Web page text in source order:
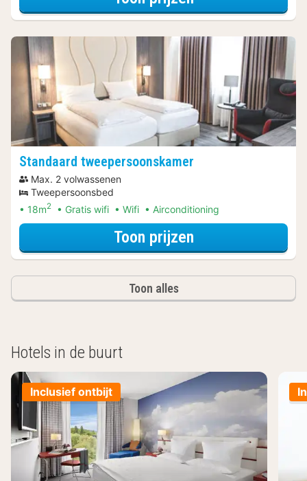
Standaard tweepersoonskamer
Max. 2 volwassenen
Tweepersoonsbed
18m2 Gratis wifi Wifi Airconditioning
Toon prijzenvoor Standaard
Toon alles
Hotels in de buurt
Inclusief ontbijt